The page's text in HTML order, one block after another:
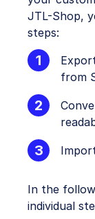
JTL-Shop,
steps:
from
In the
individual